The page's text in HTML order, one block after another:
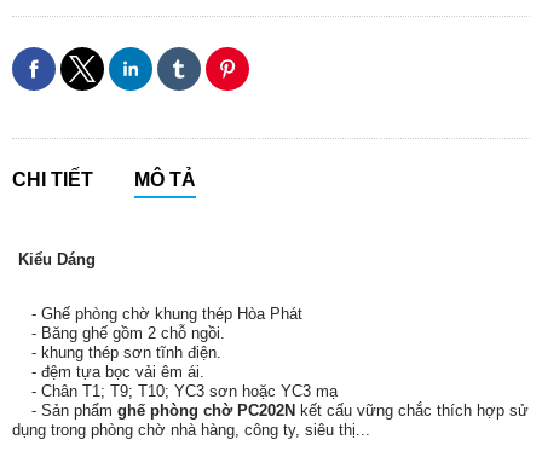
CHI TIẾT MÔ TẢ
Kiểu Dáng
- Ghế phòng chờ khung thép Hòa Phát
- Băng ghế gồm 2 chỗ ngồi.
- khung thép sơn tĩnh điện.
- đệm tựa bọc vải êm ái.
- Chân T1; T9; T10; YC3 sơn hoặc YC3 mạ
- Sản phẩm ghế phòng chờ PC202N kết cấu vững chắc thích hợp sử
dụng trong phòng chờ nhà hàng, công ty, siêu thị...